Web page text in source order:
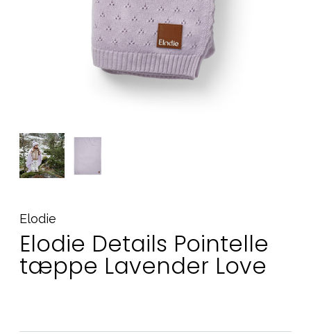
Elodie
Elodie Details Pointelle
tæppe Lavender Love
Reservedele
Kampagner
Tips til gaver
Vores favoritter
Sol og svømning